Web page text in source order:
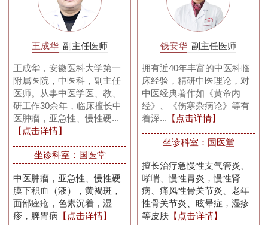
王成华 副主任医师
王成华，安徽医科大学第一
附属医院，中医科，副主任
医师。从事中医学医、教、
研工作30余年，临床擅长中
医肿瘤，亚急性、慢性硬...
【点击详情】
坐诊科室：国医堂
中医肿瘤，亚急性、慢性硬
膜下积血（液），黄褐斑，
面部痤疮，色素沉着，湿
疹，脾胃病 【点击详情】
钱安华 副主任医师
拥有近40年丰富的中医科临
床经验，精研中医理论，对
中医经典著作如《黄帝内
经》、《伤寒杂病论》等有
着深... 【点击详情】
坐诊科室：国医堂
擅长治疗急慢性支气管炎、
哮喘、慢性胃炎，慢性肾
病、痛风性骨关节炎、老年
性骨关节炎、眩晕症，湿疹
等皮肤 【点击详情】